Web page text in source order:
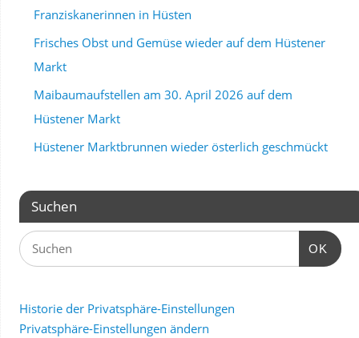
Franziskanerinnen in Hüsten
Frisches Obst und Gemüse wieder auf dem Hüstener
Markt
Maibaumaufstellen am 30. April 2026 auf dem
Hüstener Markt
Hüstener Marktbrunnen wieder österlich geschmückt
Suchen
OK
Historie der Privatsphäre-Einstellungen
Privatsphäre-Einstellungen ändern